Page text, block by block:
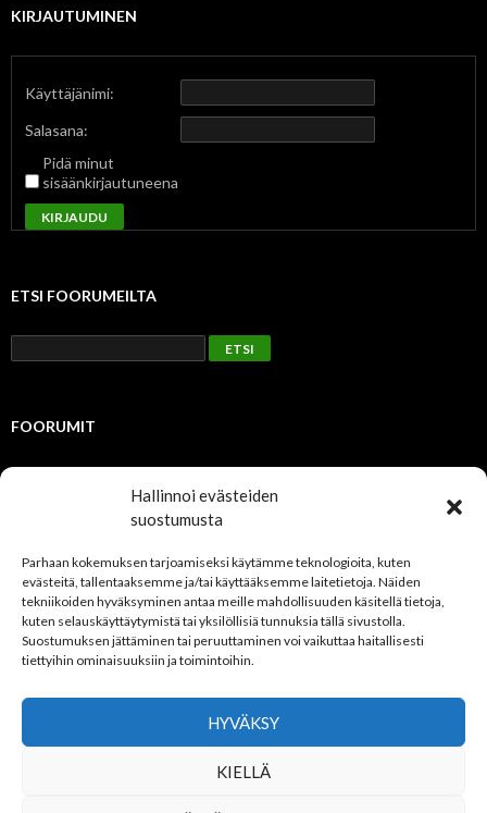
Hallinnoi evästeiden
suostumusta
Parhaan kokemuksen tarjoamiseksi käytämme teknologioita, kuten
evästeitä, tallentaaksemme ja/tai käyttääksemme laitetietoja. Näiden
tekniikoiden hyväksyminen antaa meille mahdollisuuden käsitellä tietoja,
kuten selauskäyttäytymistä tai yksilöllisiä tunnuksia tällä sivustolla.
Suostumuksen jättäminen tai peruuttaminen voi vaikuttaa haitallisesti
tiettyihin ominaisuuksiin ja toimintoihin.
HYVÄKSY
KIELLÄ
KIRJAUTUMINEN
Käyttäjänimi:
Salasana:
Pidä minut
sisäänkirjautuneena
KIRJAUDU
ETSI FOORUMEILTA
FOORUMIT
Jäsenmaksut 2023
Kevätkokous 2021
NFS uudistaa foorumiaan
VIIMEISIMMÄT VASTAUKSET
Jäsenmaksut 2023